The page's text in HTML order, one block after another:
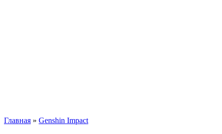
Главная » Genshin Impact